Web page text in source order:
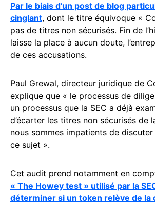
Par le biais d’un post de blog
cinglant, dont le titre équivoque «
pas de titres non sécurisés. Fin de
laisse la place à aucun doute,
de ces accusations.
Paul Grewal, directeur juridique de
explique que « le processus de
un processus que la SEC a déjà
d’écarter les titres non sécurisés de
nous sommes impatients de discuter
ce sujet ».
Cet audit prend notamment en
« The Howey test » utilisé par la
déterminer si un token relève de la